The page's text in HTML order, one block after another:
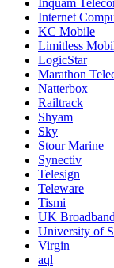
Inquam
Internet
KC Mobile
Limitless
LogicStar
Marathon
Natterbox
Railtrack
Shyam
Sky
Stour Marine
Synectiv
Telesign
Teleware
Tismi
UK Broadband
University of
Virgin
aql